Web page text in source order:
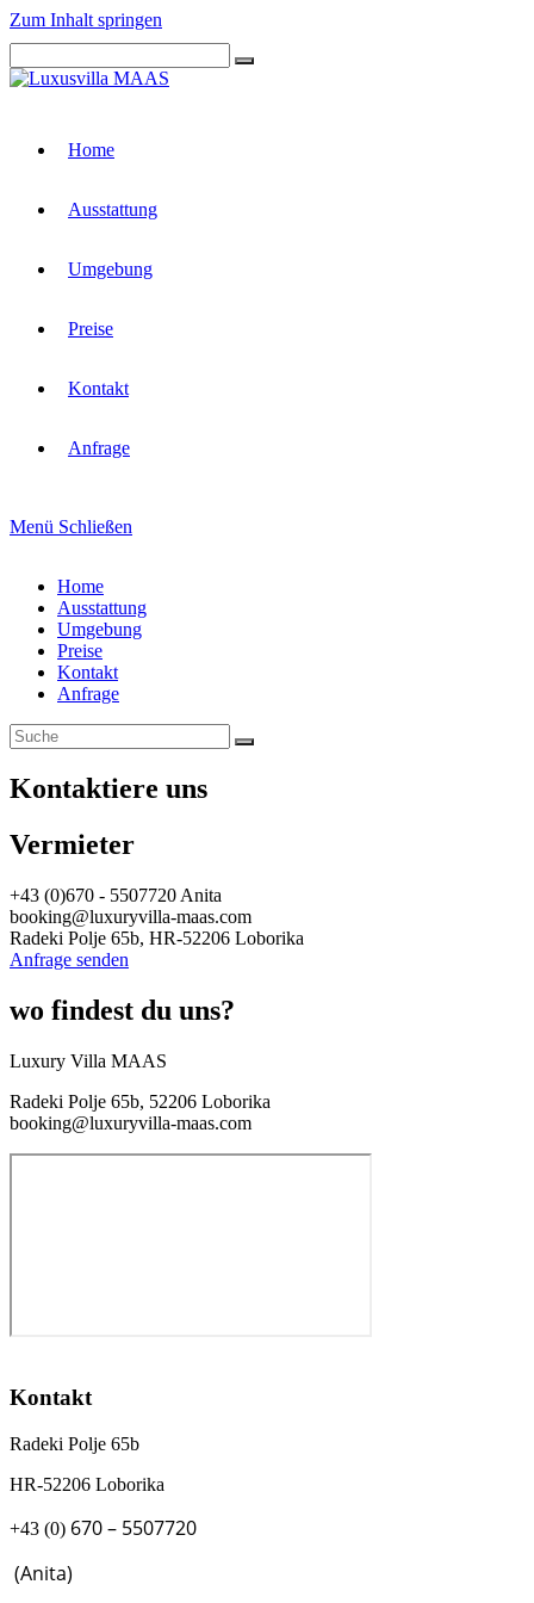
Zum Inhalt springen
Home
Ausstattung
Umgebung
Preise
Kontakt
Anfrage
Menü Schließen
Home
Ausstattung
Umgebung
Preise
Kontakt
Anfrage
Kontaktiere uns
Vermieter
+43 (0)670 - 5507720 Anita
booking@luxuryvilla-maas.com
Radeki Polje 65b, HR-52206 Loborika
Anfrage senden
wo findest du uns?
Luxury Villa MAAS
Radeki Polje 65b, 52206 Loborika
booking@luxuryvilla-maas.com
Kontakt
Radeki Polje 65b
HR-52206 Loborika
+43 (0) 670 – 5507720
(Anita)